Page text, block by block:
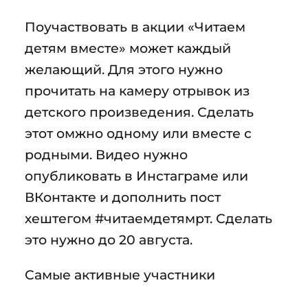
Поучаствовать в акции «Читаем
детям вместе» может каждый
желающий. Для этого нужно
прочитать на камеру отрывок из
детского произведения. Сделать
этот омжно одному или вместе с
родными. Видео нужно
опубликовать в Инстаграме или
ВКонтакте и дополнить пост
хештегом #читаемдетямрт. Сделать
это нужно до 20 августа.
Самые активные участники